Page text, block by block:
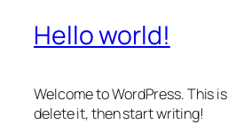
Hello world!
Welcome to WordPress. This
delete it, then start writing!